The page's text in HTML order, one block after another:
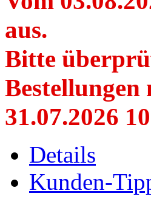
aus.
Bitte
Bestellungen
31.07.2026
Details
Kunden-